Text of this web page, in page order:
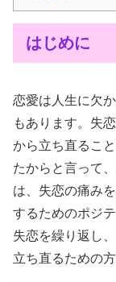
はじめに
恋愛は人生に欠
もあります。失
から立ち直るこ
たからと言って
は、失恋の痛み
するためのポジ
失恋を繰り返し
立ち直るための